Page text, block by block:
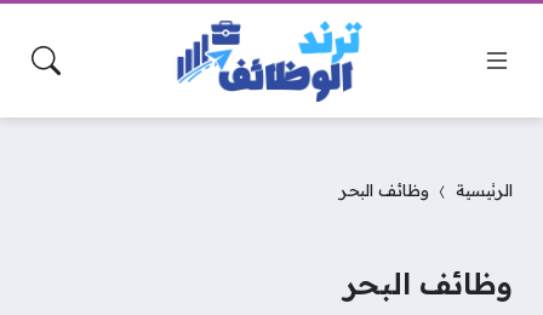
الرئيسية وظائف البحر
وظائف البحر